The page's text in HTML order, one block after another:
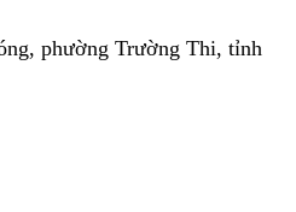
phường Trường Thi, tỉnh